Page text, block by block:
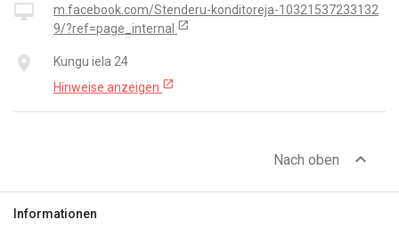
desktop_mac
m.facebook.com/Stenderu-konditoreja-10321537233132
9/?ref=page_internal open_in_new
place
Kungu iela 24
Hinweise anzeigen open_in_new
Nach oben expand_less
Informationen